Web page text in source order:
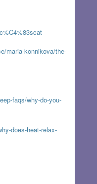
maria-konnikova/the-
faqs/why-do-you-
does-heat-relax-